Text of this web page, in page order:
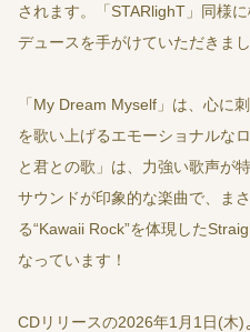
されます。「STARlighT」同様
デュースを手がけていただきまし
「My Dream Myself」は、心に
を歌い上げるエモーショナルな
と君との歌」は、力強い歌声が
サウンドが印象的な楽曲で、ま
る“Kawaii Rock”を体現した
なっています！
CDリリースの2026年1月1日(木